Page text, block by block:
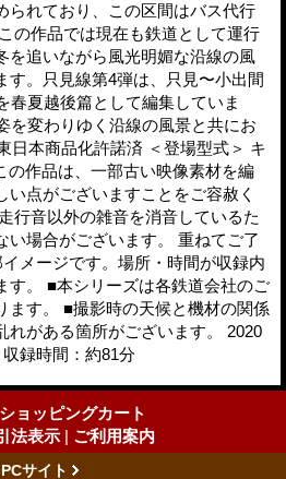
られており、この区間はバス代行
の作品では現在も鉄道として運行
を追いながら風光明媚な沿線の風
す。只見線第4弾は、只見〜小出間
春夏越後篇として編集していま
を変わりゆく沿線の風景と共にお
日本商品化許諾済 ＜登場型式＞ キ
の作品は、一部古い映像素材を編
点がございますことをご容赦く
行音以外の雑音を消音しているた
い場合がございます。 重ねてご了
メージです。場所・時間が収録内
す。 ■本シリーズは各鉄道会社のご
ます。 ■撮影時の天候と機材の関係
れがある箇所がございます。 2020
間：約81分
ショッピングカート
法表示 | ご利用案内
PCサイト